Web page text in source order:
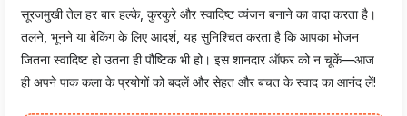
सूरजमुखी तेल हर बार हल्के, कुरकुरे और स्वादिष्ट व्यंजन बनाने का वादा करता है।
तलने, भूनने या बेकिंग के लिए आदर्श, यह सुनिश्चित करता है कि आपका भोजन
जितना स्वादिष्ट हो उतना ही पौष्टिक भी हो। इस शानदार ऑफर को न चूकें—आज
ही अपने पाक कला के प्रयोगों को बदलें और सेहत और बचत के स्वाद का आनंद लें!